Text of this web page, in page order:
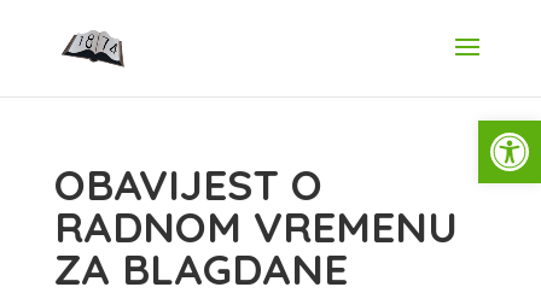
OBAVIJEST O
RADNOM VREMENU
ZA BLAGDANE